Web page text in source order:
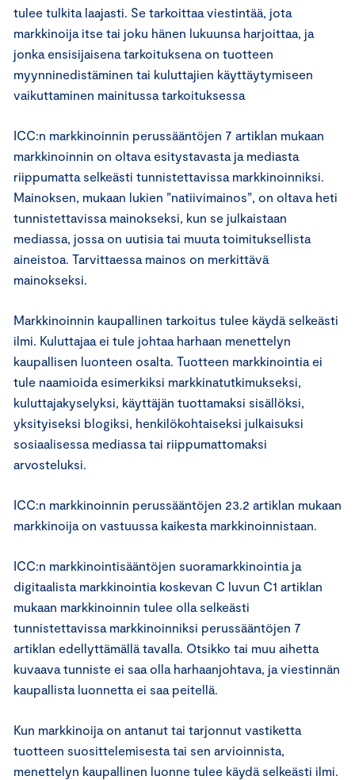
tulee tulkita laajasti. Se tarkoittaa viestintää, jota
markkinoija itse tai joku hänen lukuunsa harjoittaa, ja
jonka ensisijaisena tarkoituksena on tuotteen
myynninedistäminen tai kuluttajien käyttäytymiseen
vaikuttaminen mainitussa tarkoituksessa
ICC:n markkinoinnin perussääntöjen 7 artiklan mukaan
markkinoinnin on oltava esitystavasta ja mediasta
riippumatta selkeästi tunnistettavissa markkinoinniksi.
Mainoksen, mukaan lukien ”natiivimainos”, on oltava heti
tunnistettavissa mainokseksi, kun se julkaistaan
mediassa, jossa on uutisia tai muuta toimituksellista
aineistoa. Tarvittaessa mainos on merkittävä
mainokseksi.
Markkinoinnin kaupallinen tarkoitus tulee käydä selkeästi
ilmi. Kuluttajaa ei tule johtaa harhaan menettelyn
kaupallisen luonteen osalta. Tuotteen markkinointia ei
tule naamioida esimerkiksi markkinatutkimukseksi,
kuluttajakyselyksi, käyttäjän tuottamaksi sisällöksi,
yksityiseksi blogiksi, henkilökohtaiseksi julkaisuksi
sosiaalisessa mediassa tai riippumattomaksi
arvosteluksi.
ICC:n markkinoinnin perussääntöjen 23.2 artiklan mukaan
markkinoija on vastuussa kaikesta markkinoinnistaan.
ICC:n markkinointisääntöjen suoramarkkinointia ja
digitaalista markkinointia koskevan C luvun C1 artiklan
mukaan markkinoinnin tulee olla selkeästi
tunnistettavissa markkinoinniksi perussääntöjen 7
artiklan edellyttämällä tavalla. Otsikko tai muu aihetta
kuvaava tunniste ei saa olla harhaanjohtava, ja viestinnän
kaupallista luonnetta ei saa peitellä.
Kun markkinoija on antanut tai tarjonnut vastiketta
tuotteen suosittelemisesta tai sen arvioinnista,
menettelyn kaupallinen luonne tulee käydä selkeästi ilmi.